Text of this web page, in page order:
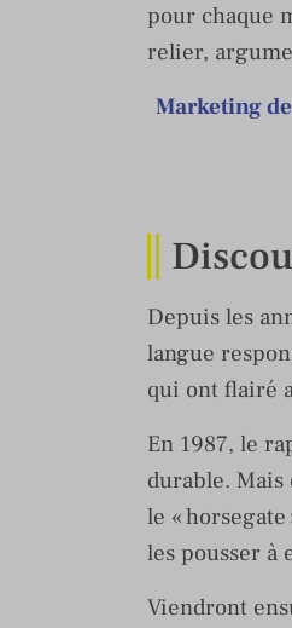
pour chaque
relier,
Marketing
Depuis les
langue
qui ont flairé
En 1987, le
durable. Mais
le «
les pousser à
Viendront